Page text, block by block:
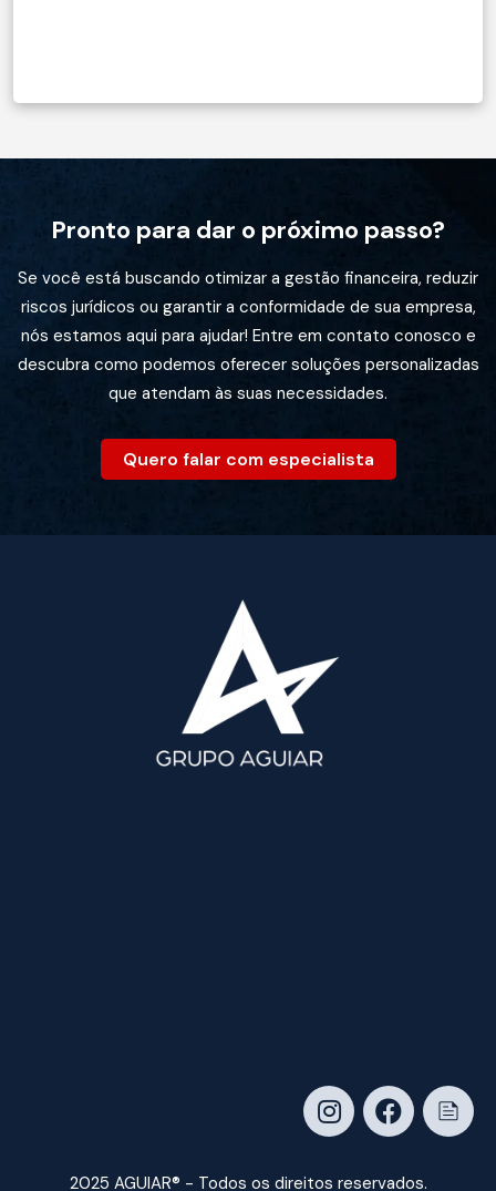
Pronto para dar o próximo passo?
Se você está buscando otimizar a gestão financeira, reduzir
riscos jurídicos ou garantir a conformidade de sua empresa,
nós estamos aqui para ajudar! Entre em contato conosco e
descubra como podemos oferecer soluções personalizadas
que atendam às suas necessidades.
Quero falar com especialista
2025 AGUIAR® - Todos os direitos reservados.